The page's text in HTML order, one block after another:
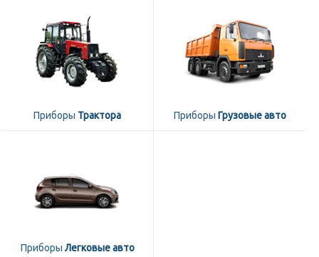
Приборы Трактора Приборы Грузовые авто
Приборы Легковые авто